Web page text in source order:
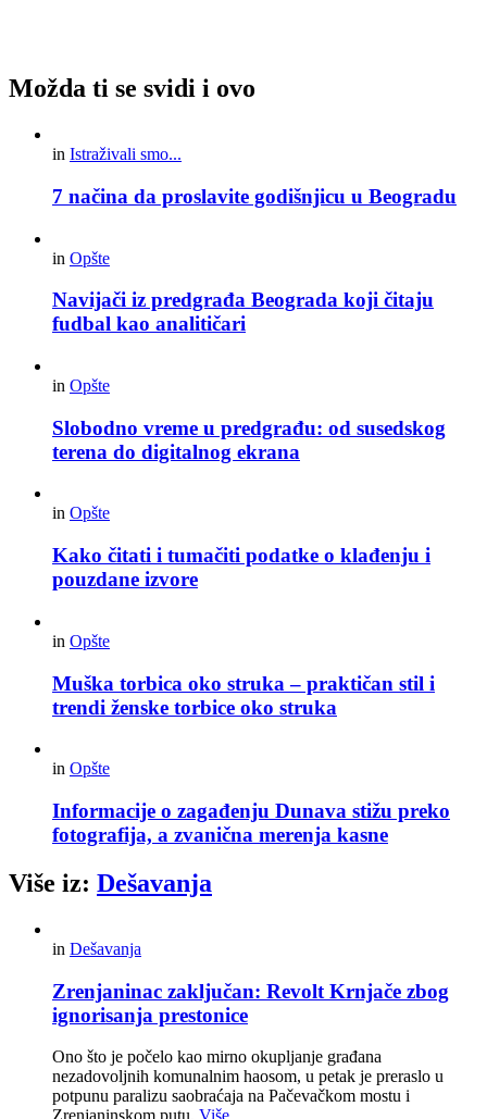
Možda ti se svidi i ovo
in Istraživali smo...
7 načina da proslavite godišnjicu u Beogradu
in Opšte
Navijači iz predgrađa Beograda koji čitaju
fudbal kao analitičari
in Opšte
Slobodno vreme u predgrađu: od susedskog
terena do digitalnog ekrana
in Opšte
Kako čitati i tumačiti podatke o klađenju i
pouzdane izvore
in Opšte
Muška torbica oko struka – praktičan stil i
trendi ženske torbice oko struka
in Opšte
Informacije o zagađenju Dunava stižu preko
fotografija, a zvanična merenja kasne
Više iz: Dešavanja
in Dešavanja
Zrenjaninac zaključan: Revolt Krnjače zbog
ignorisanja prestonice
Ono što je počelo kao mirno okupljanje građana
nezadovoljnih komunalnim haosom, u petak je preraslo u
potpunu paralizu saobraćaja na Pačevačkom mostu i